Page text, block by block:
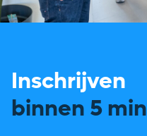
Inschrijven
binnen 5